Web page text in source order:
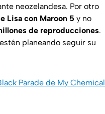
neozelandesa. Por otro
Lisa con Maroon 5 y no
de reproducciones.
planeando seguir su
Parade de My Chemical